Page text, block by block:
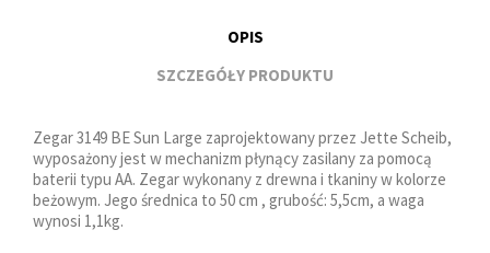
OPIS
SZCZEGÓŁY PRODUKTU
Zegar 3149 BE Sun Large zaprojektowany przez Jette Scheib,
wyposażony jest w mechanizm płynący zasilany za pomocą
baterii typu AA. Zegar wykonany z drewna i tkaniny w kolorze
beżowym. Jego średnica to 50 cm , grubość: 5,5cm, a waga
wynosi 1,1kg.